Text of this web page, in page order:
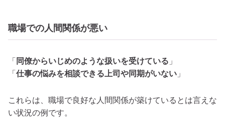
職場での人間関係が悪い
「 同僚からいじめのような扱いを受けている 」
「 仕事の悩みを相談できる上司や同期がいない 」
これらは、職場で良好な人間関係が築けているとは言えな
い状況の例です。